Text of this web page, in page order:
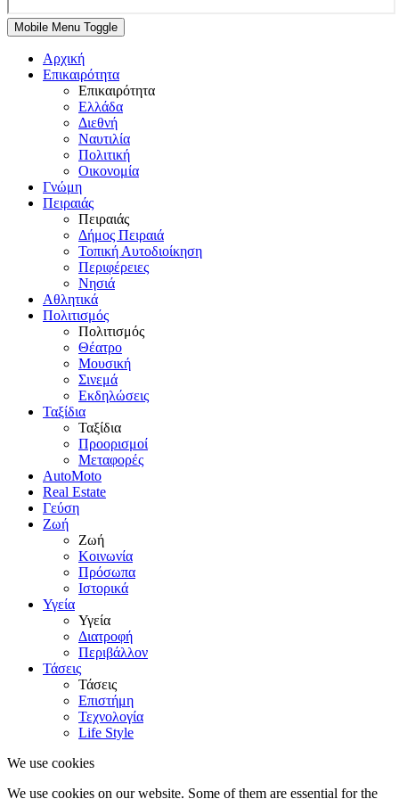
Mobile Menu Toggle
Αρχική
Επικαιρότητα
Επικαιρότητα
Ελλάδα
Διεθνή
Ναυτιλία
Πολιτική
Οικονομία
Γνώμη
Πειραιάς
Πειραιάς
Δήμος Πειραιά
Τοπική Αυτοδιοίκηση
Περιφέρειες
Νησιά
Αθλητικά
Πολιτισμός
Πολιτισμός
Θέατρο
Μουσική
Σινεμά
Εκδηλώσεις
Ταξίδια
Ταξίδια
Προορισμοί
Μεταφορές
AutoMoto
Real Estate
Γεύση
Ζωή
Ζωή
Κοινωνία
Πρόσωπα
Ιστορικά
Υγεία
Υγεία
Διατροφή
Περιβάλλον
Τάσεις
Τάσεις
Επιστήμη
Τεχνολογία
Life Style
We use cookies
We use cookies on our website. Some of them are essential for the